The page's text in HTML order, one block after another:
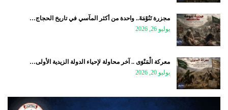
مجزرة تَنُوْمَةَ.. واحدة من أكثر المآسي في تاريخ الحجاج…
يوليو 26, 2026
معركة الْمَنْوَى .. آخر محاولة لإحياء الدولة الزيدية الأولى…
يوليو 20, 2026